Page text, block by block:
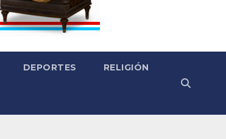
DEPORTES RELIGIÓN